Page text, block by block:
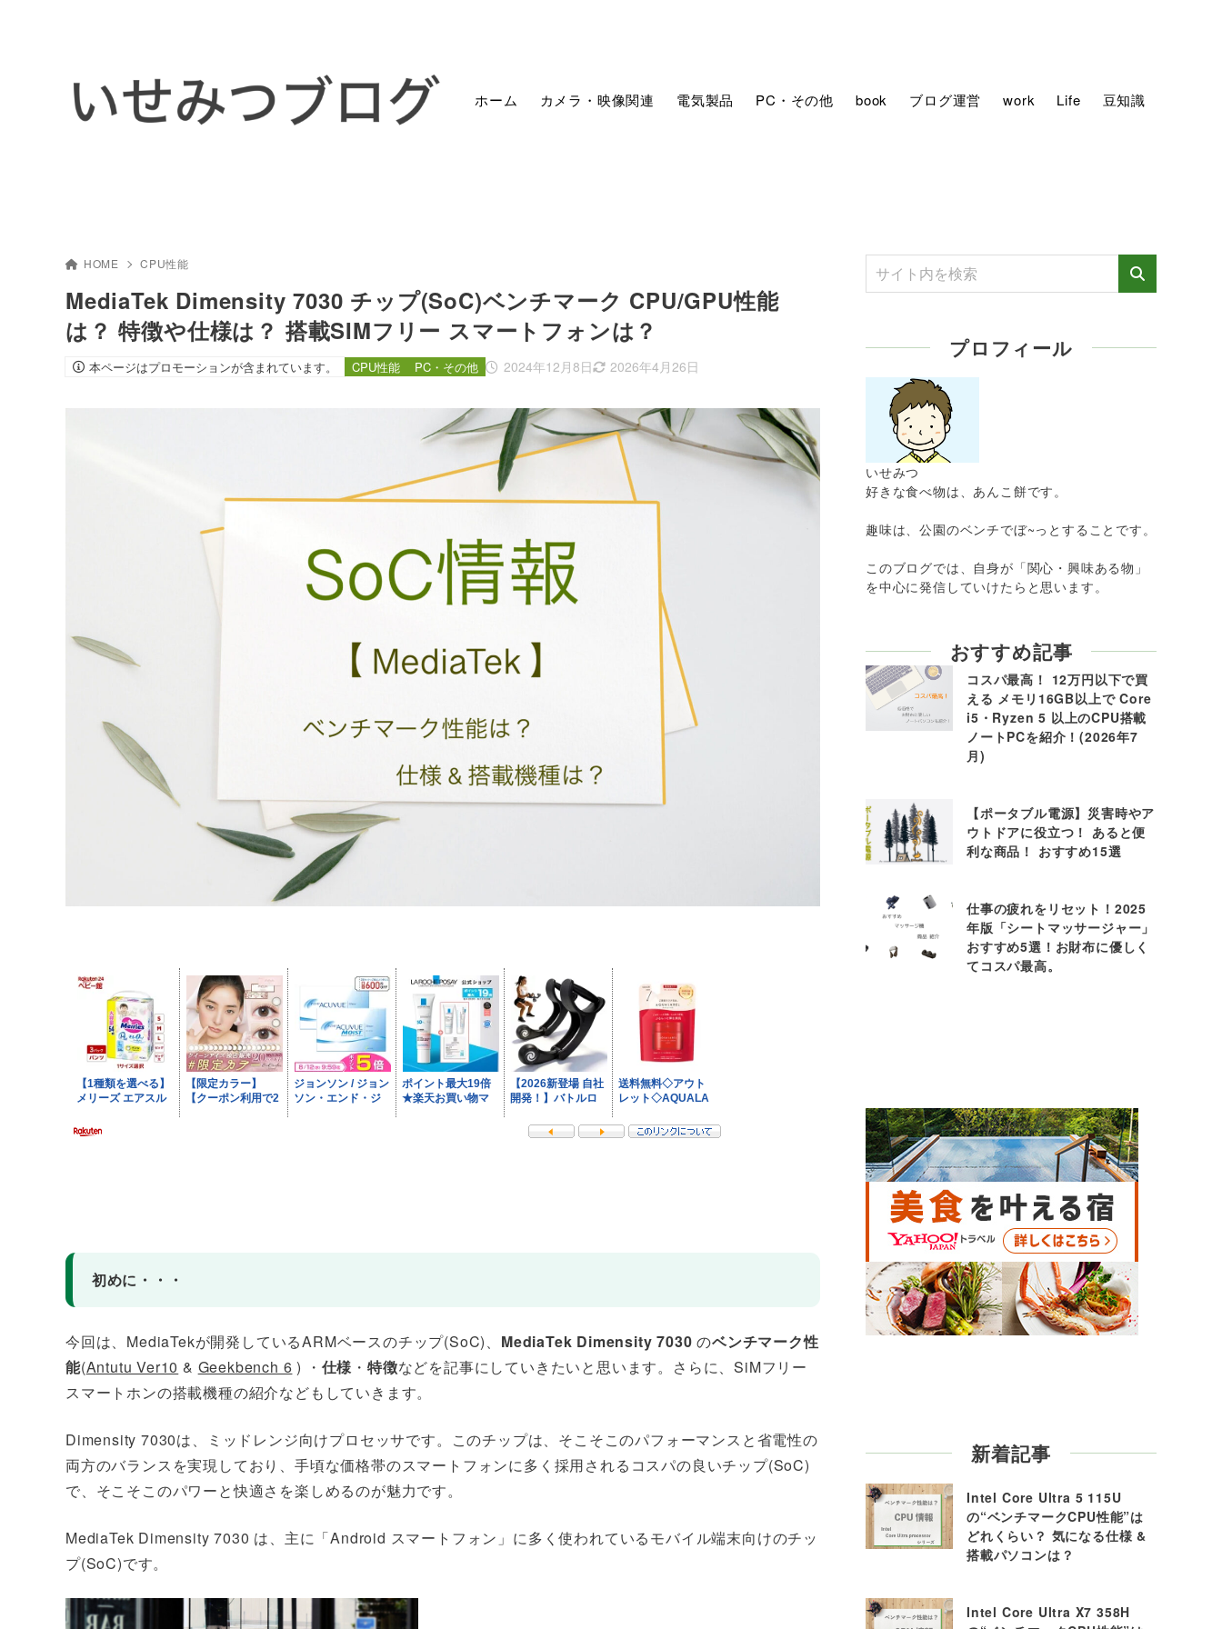
ホーム カメラ・映像関連 電気製品 PC・その他 book ブログ運営 work Life 豆知識
HOME CPU性能
MediaTek Dimensity 7030 チップ(SoC)ベンチマーク CPU/GPU性能
は？ 特徴や仕様は？ 搭載SIMフリー スマートフォンは？
本ページはプロモーションが含まれています。 2024年12月8日 2026年4月26日
CPU性能 PC・その他
初めに・・・
今回は、MediaTekが開発しているARMベースのチップ(SoC)、 MediaTek Dimensity 7030 のベンチマーク性
能(Antutu Ver10 & Geekbench 6 ) ・ 仕様 ・特徴などを記事にしていきたいと思います。さらに、SiMフリー
スマートホンの搭載機種の紹介などもしていきます。
Dimensity 7030は、ミッドレンジ向けプロセッサです。このチップは、そこそこのパフォーマンスと省電性の
両方のバランスを実現しており、手頃な価格帯のスマートフォンに多く採用されるコスパの良いチップ(SoC)
で、そこそこのパワーと快適さを楽しめるのが魅力です。
MediaTek Dimensity 7030 は、主に「Android スマートフォン」に多く使われているモバイル端末向けのチッ
プ(SoC)です。
プロフィール
いせみつ
好きな食べ物は、あんこ餅です。
趣味は、公園のベンチでぼ~っとすることです。
このブログでは、自身が「関心・興味ある物」
を中心に発信していけたらと思います。
おすすめ記事
コスパ最高！ 12万円以下で買
える メモリ16GB以上で Core
i5・Ryzen 5 以上のCPU搭載
ノートPCを紹介！(2026年7
月)
【ポータブル電源】災害時やア
ウトドアに役立つ！ あると便
利な商品！ おすすめ15選
仕事の疲れをリセット！2025
年版「シートマッサージャー」
おすすめ5選！お財布に優しく
てコスパ最高。
新着記事
Intel Core Ultra 5 115U
の“ベンチマークCPU性能”は
どれくらい？ 気になる仕様 &
搭載パソコンは？
Intel Core Ultra X7 358H